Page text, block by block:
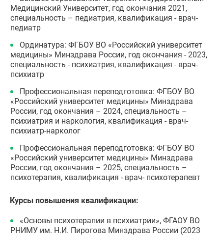
Медицинский Университет, год окончания 2021,
специальность – педиатрия, квалификация - врач-
педиатр
Ординатура: ФГБОУ ВО «Российский университет
медицины» Минздрава России, год окончания - 2023,
специальность - психиатрия, квалификация - врач-
психиатр
Профессиональная переподготовка: ФГБОУ ВО
«Российский университет медицины» Минздрава
России, год окончания – 2024, специальность –
психиатрия и наркология, квалификация - врач-
психиатр-нарколог
Профессиональная переподготовка: ФГБОУ ВО
«Российский университет медицины» Минздрава
России, год окончания – 2025, специальность –
психотерапия, квалификация - врач- психотерапевт
Курсы повышения квалификации:
«Основы психотерапии в психиатрии», ФГАОУ ВО
РНИМУ им. Н.И. Пирогова Минздрава России (2023